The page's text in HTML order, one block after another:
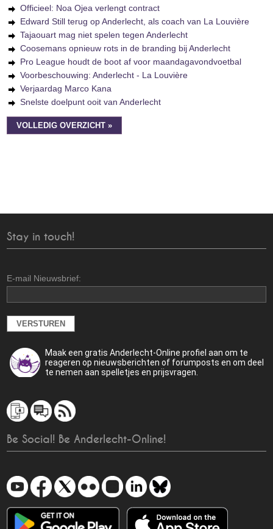
Officieel: Noa Ojea verlengt contract
Edward Still terug op Anderlecht, als coach van La Louvière
Tajaouart mag niet spelen tegen Anderlecht
Coosemans opnieuw rots in de branding bij Anderlecht
Pro League houdt de boot af voor maandagavondvoetbal
Voorbeschouwing: Anderlecht - La Louvière
Verjaardag Marco Kana
Snelste doelpunt ooit van Anderlecht
VOLLEDIG OVERZICHT »
Stay in touch!
E-mail Nieuwsbrief:
Maak een gratis Anderlecht-Online profiel aan om te
reageren op nieuwsberichten of forumposts en om deel
te nemen aan spelletjes en prijsvragen.
Be Social! Be Anderlecht-Online!